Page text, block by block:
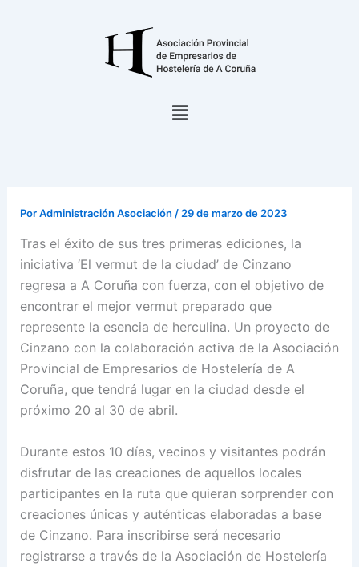
Menú
PorAdministración Asociación /29 de marzo de 2023
Tras el éxito de sus tres primeras ediciones, la
iniciativa ‘El vermut de la ciudad’ de Cinzano
regresa a A Coruña con fuerza, con el objetivo de
encontrar el mejor vermut preparado que
represente la esencia de herculina. Un proyecto de
Cinzano con la colaboración activa de la Asociación
Provincial de Empresarios de Hostelería de A
Coruña, que tendrá lugar en la ciudad desde el
próximo 20 al 30 de abril.
Durante estos 10 días, vecinos y visitantes podrán
disfrutar de las creaciones de aquellos locales
participantes en la ruta que quieran sorprender con
creaciones únicas y auténticas elaboradas a base
de Cinzano. Para inscribirse será necesario
registrarse a través de la Asociación de Hostelería